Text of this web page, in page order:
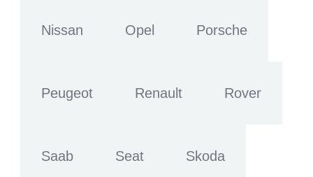
Nissan Opel Porsche
Peugeot Renault Rover
Saab Seat Skoda